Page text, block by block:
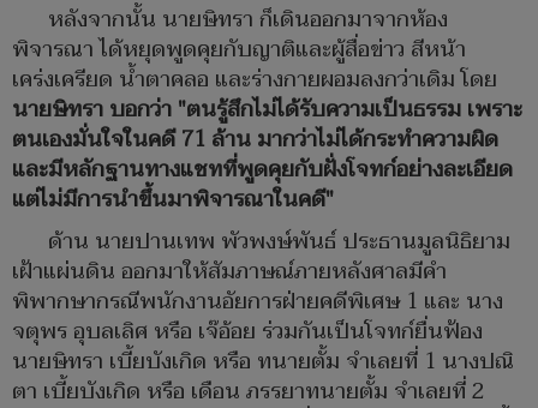
หลังจากนั้น นายษิทรา ก็เดินออกมาจากห้อง
พิจารณา ได้หยุดพูดคุยกับญาติและผู้สื่อข่าว สีหน้า
เคร่งเครียด น้ำตาคลอ และร่างกายผอมลงกว่าเดิม โดย
นายษิทรา บอกว่า "ตนรู้สึกไม่ได้รับความเป็นธรรม เพราะ
ตนเองมั่นใจในคดี 71 ล้าน มากว่าไม่ได้กระทำความผิด
และมีหลักฐานทางแชทที่พูดคุยกับฝั่งโจทก์อย่างละเอียด
แต่ไม่มีการนำขึ้นมาพิจารณาในคดี"
ด้าน นายปานเทพ พัวพงษ์พันธ์ ประธานมูลนิธิยาม
เฝ้าแผ่นดิน ออกมาให้สัมภาษณ์ภายหลังศาลมีคำ
พิพากษากรณีพนักงานอัยการฝ่ายคดีพิเศษ 1 และ นาง
จตุพร อุบลเลิศ หรือ เจ๊อ้อย ร่วมกันเป็นโจทก์ยื่นฟ้อง
นายษิทรา เบี้ยบังเกิด หรือ ทนายตั้ม จำเลยที่ 1 นางปณิ
ตา เบี้ยบังเกิด หรือ เดือน ภรรยาทนายตั้ม จำเลยที่ 2